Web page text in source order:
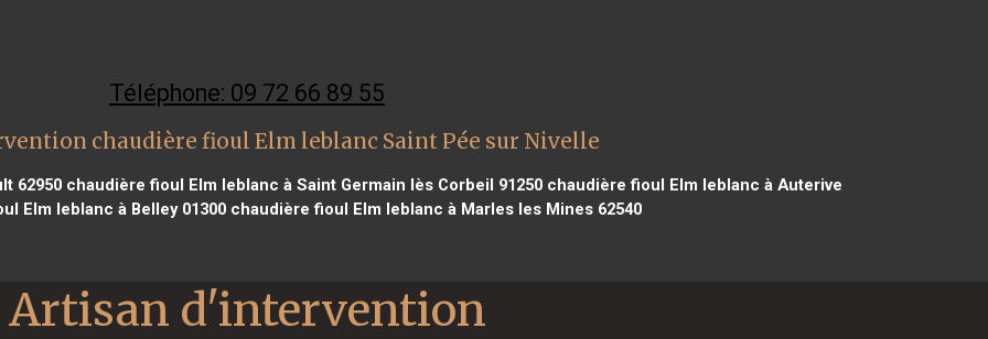
Téléphone: 09 72 66 89 55
chaudière fioul Elm leblanc Saint Pée sur Nivelle
62950chaudière fioul Elm leblanc à Saint Germain lès Corbeil 91250chaudière fioul Elm leblanc à Auterive
Elm leblanc à Belley 01300 chaudière fioul Elm leblanc à Marles les Mines 62540
Artisan d'intervention